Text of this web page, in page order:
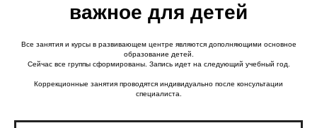
важное для детей
Все занятия и курсы в развивающем центре являются дополняющими основное
образование детей.
Сейчас все группы сформированы. Запись идет на следующий учебный год.
Коррекционные занятия проводятся индивидуально после консультации
специалиста.